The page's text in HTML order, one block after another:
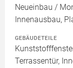
Neueinbau /
Innenausbau,
GEBÄUDETEILE
Terrassentür,